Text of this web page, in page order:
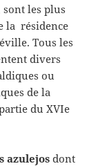
sont les plus
la résidence
Tous les
divers
ou
de la
du XVIe
azulejos dont